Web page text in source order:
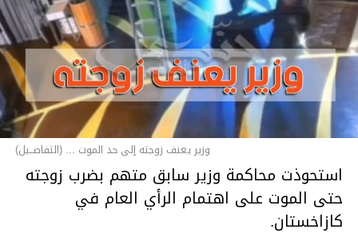
وزير يعنف زوجته إلى حد الموت ... (التفاصــيل)
استحوذت محاكمة وزير سابق متهم بضرب زوجته
حتى الموت على اهتمام الرأي العام في
كازاخستان.